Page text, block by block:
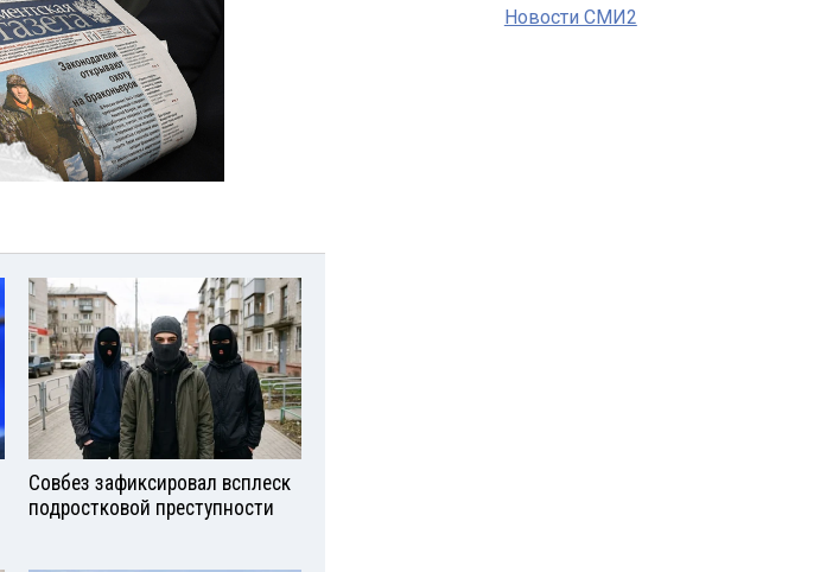
Совбез зафиксировал всплеск
подростковой преступности
Новости СМИ2